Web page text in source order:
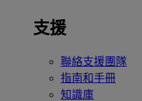
支援
聯絡支援團隊
指南和手冊
知識庫